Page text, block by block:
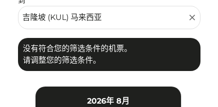
close
没有符合您的筛选条件的机票。
请调整您的筛选条件。
2026年 8月